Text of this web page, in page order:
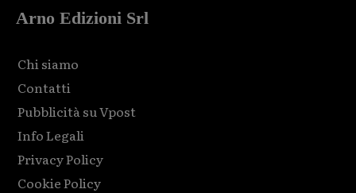
Arno Edizioni Srl
Chi siamo
Contatti
Pubblicità su Vpost
Info Legali
Privacy Policy
Cookie Policy